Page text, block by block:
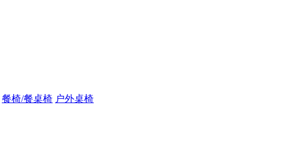
餐椅/餐桌椅 户外桌椅